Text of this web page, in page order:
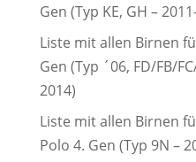
Gen (Typ KE, GH –
Liste mit allen Birnen
Gen (Typ ´06, FD/FB/
2014)
Liste mit allen Birnen
Polo 4. Gen (Typ 9N –